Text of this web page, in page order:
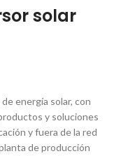
solar
energía solar, con
y soluciones
y fuera de la red
de producción